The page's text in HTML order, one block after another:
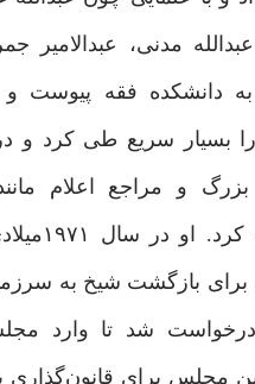
مدنی، عبدالامیر
دانشکده فقه پیوست
بسیار سریع طی کرد و
بزرگ و مراجع اعلام
شرکت کرد.
برای بازگشت شیخ به
درخواست شد تا وارد
مجلس برای قانون‌گذاری